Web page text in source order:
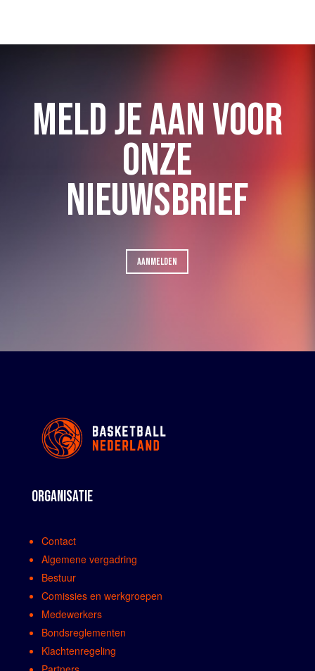
MELD JE AAN VOOR
ONZE
NIEUWSBRIEF
AANMELDEN
ORGANISATIE
Contact
Algemene vergadring
Bestuur
Comissies en werkgroepen
Medewerkers
Bondsreglementen
Klachtenregeling